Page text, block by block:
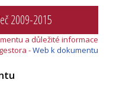
2009-2015
a důležité informace
gestora -Web k dokumentu